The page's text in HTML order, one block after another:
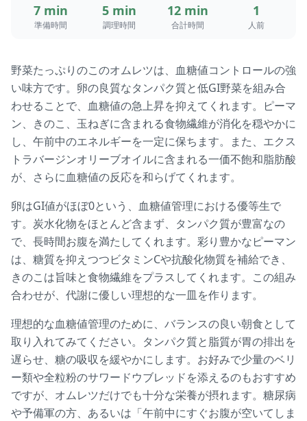
7 min
準備時間
5 min
調理時間
12 min
合計時間
1
人前
野菜たっぷりのこのオムレツは、血糖値コントロールの強
い味方です。卵の良質なタンパク質と低GI野菜を組み合
わせることで、血糖値の急上昇を抑えてくれます。ピーマ
ン、きのこ、玉ねぎに含まれる食物繊維が消化を穏やかに
し、午前中のエネルギーを一定に保ちます。また、エクス
トラバージンオリーブオイルに含まれる一価不飽和脂肪酸
が、さらに血糖値の反応を和らげてくれます。
卵はGI値がほぼ0という、血糖値管理における優等生で
す。炭水化物をほとんど含まず、タンパク質が豊富なの
で、長時間お腹を満たしてくれます。彩り豊かなピーマン
は、糖質を抑えつつビタミンCや抗酸化物質を補給でき、
きのこは旨味と食物繊維をプラスしてくれます。この組み
合わせが、代謝に優しい理想的な一皿を作ります。
理想的な血糖値管理のために、バランスの良い朝食として
取り入れてみてください。タンパク質と脂質が胃の排出を
遅らせ、糖の吸収を緩やかにします。お好みで少量のベリ
ー類や全粒粉のサワードウブレッドを添えるのもおすすめ
ですが、オムレツだけでも十分な栄養が摂れます。糖尿病
や予備軍の方、あるいは「午前中にすぐお腹が空いてしま